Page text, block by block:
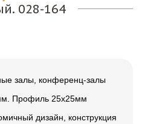
028-164
залы, конференц-залы
Профиль 25х25мм
дизайн, конструкция